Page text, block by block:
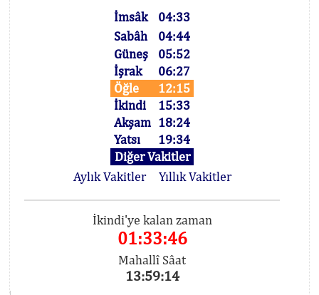
İmsâk
04:33
Sabâh
04:44
Güneş
05:52
İşrak
06:27
Öğle
12:15
İkindi
15:33
Akşam 18:24
Yatsı
19:34
Diğer Vakitler
Aylık Vakitler
Yıllık Vakitler
İkindi'ye kalan zaman
01:33:46
Mahallî Sâat
13:59:14